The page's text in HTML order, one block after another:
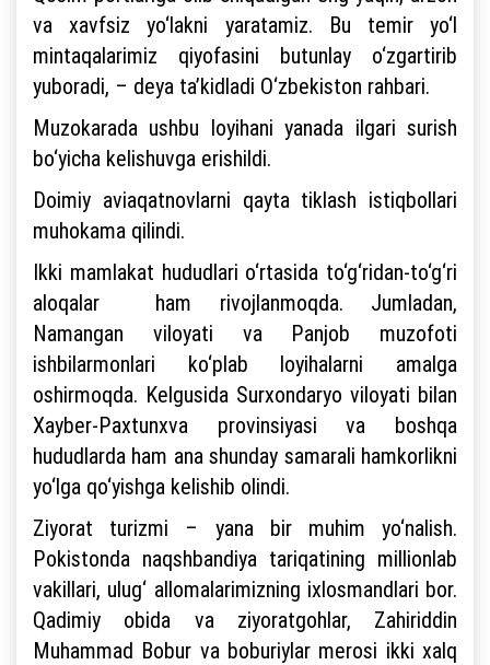
va xavfsiz yo‘lakni yaratamiz. Bu temir yo‘l
mintaqalarimiz qiyofasini butunlay o‘zgartirib
yuboradi, – deya ta’kidladi O‘zbekiston rahbari.
Muzokarada ushbu loyihani yanada ilgari surish
bo‘yicha kelishuvga erishildi.
Doimiy aviaqatnovlarni qayta tiklash istiqbollari
muhokama qilindi.
Ikki mamlakat hududlari o‘rtasida to‘g‘ridan-to‘g‘ri
aloqalar ham rivojlanmoqda. Jumladan,
Namangan viloyati va Panjob muzofoti
ishbilarmonlari ko‘plab loyihalarni amalga
oshirmoqda. Kelgusida Surxondaryo viloyati bilan
Xayber-Paxtunxva provinsiyasi va boshqa
hududlarda ham ana shunday samarali hamkorlikni
yo‘lga qo‘yishga kelishib olindi.
Ziyorat turizmi – yana bir muhim yo‘nalish.
Pokistonda naqshbandiya tariqatining millionlab
vakillari, ulug‘ allomalarimizning ixlosmandlari bor.
Qadimiy obida va ziyoratgohlar, Zahiriddin
Muhammad Bobur va boburiylar merosi ikki xalq